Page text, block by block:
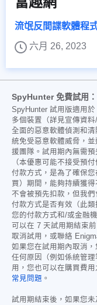
流氓反間諜軟體程
六月 26, 2023
SpyHunter 免費試用
SpyHunter 試用版適用
多個裝置（詳見宣傳資
全面的惡意軟體偵測和
統免受惡意軟體威脅，
援團隊。試用期內無需
（本優惠可能不接受預
付款方式，是為了確保
買）期間，能夠持續獲
不會被預先扣款，但我
付款方式是否有效（此
您的付款方式和/或金融
可以在 7 天試用期結束
取消試用，或聯絡
如果您在試用期內取消
任何原因（例如係統管
用，您也可以在購買費
常見問題 。
試用期結束後，如果您